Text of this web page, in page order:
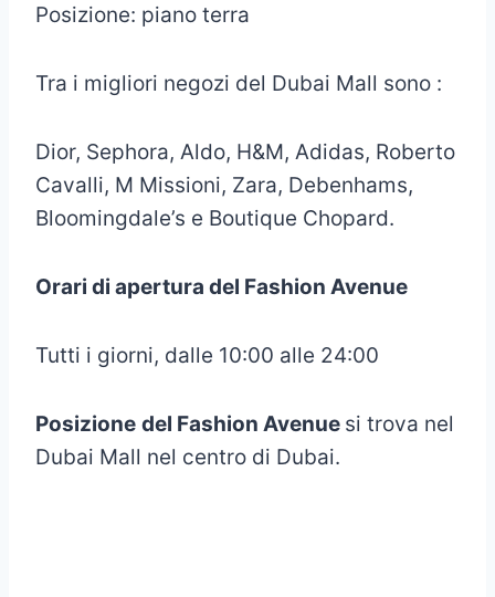
Posizione: piano terra
Tra i migliori negozi del Dubai Mall sono :
Dior, Sephora, Aldo, H&M, Adidas, Roberto
Cavalli, M Missioni, Zara, Debenhams,
Bloomingdale’s e Boutique Chopard.
Orari di apertura del Fashion Avenue
Tutti i giorni, dalle 10:00 alle 24:00
Posizione del Fashion Avenue si trova nel
Dubai Mall nel centro di Dubai.